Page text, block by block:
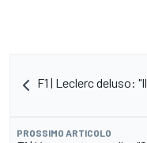
F1 | Leclerc deluso:
PROSSIMO ARTICOLO